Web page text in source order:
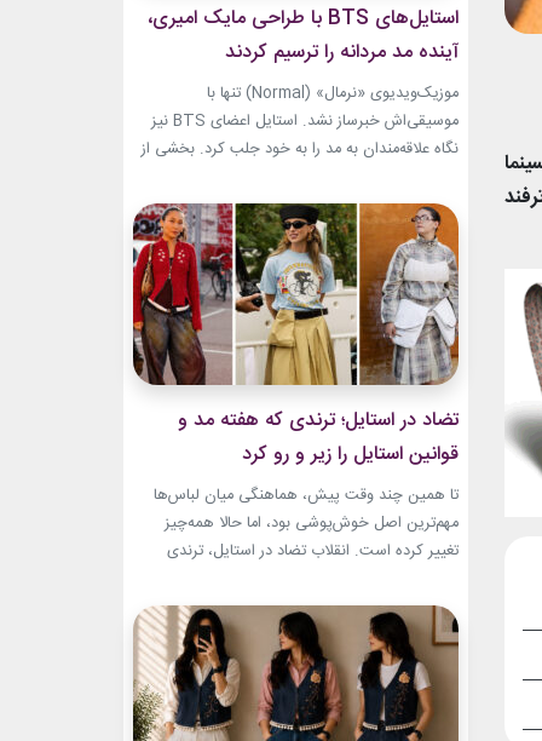
بشویید. این قسمت آخر سخت ترین و آزاردهنده ترین قسمت آن است. ۹ ترفند
استایل‌های BTS با طراحی مایک امیری،
آینده مد مردانه را ترسیم کردند
موزیک‌ویدیوی «نرمال» (Normal) تنها با
موسیقی‌اش خبرساز نشد. استایل اعضای BTS نیز
نگاه علاقه‌مندان به مد را به خود جلب کرد. بخشی از
به طراح آمریکاییِ ایرانی‌تبار، مایک امیری، انتخاب
شده بود. جسارت در استایل‌های امیری BTS همان
ویژگی مشترکی است که در تمام این اوت‌فیت‌ها
دیده...
تضاد در استایل؛ ترندی که هفته مد و
قوانین استایل را زیر و رو کرد
تا همین چند وقت پیش، هماهنگی میان لباس‌ها
مهم‌ترین اصل خوش‌پوشی بود، اما حالا همه‌چیز
تغییر کرده است. انقلاب تضاد در استایل، ترندی
و بسیاری از رسانه‌های معتبر مد از آن به‌عنوان یکی از
مهم‌ترین نوآوری‌های دنیای فشن یاد می‌کنند. این
رویکرد، قرار نیست فقط یک...